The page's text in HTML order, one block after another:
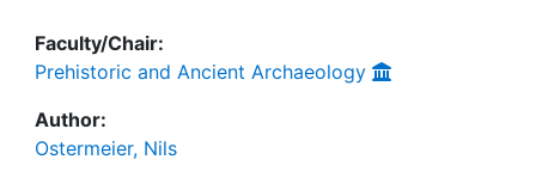
Faculty/Chair:
Prehistoric and Ancient Archaeology
Author:
Ostermeier, Nils